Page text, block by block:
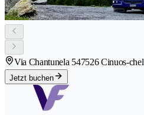
Via Chantunela 547526 Cinuos-chel
Jetzt buchen